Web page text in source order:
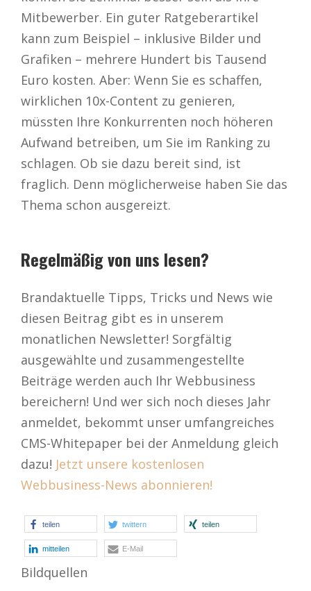
Mitbewerber. Ein guter Ratgeberartikel
kann zum Beispiel – inklusive Bilder und
Grafiken – mehrere Hundert bis Tausend
Euro kosten. Aber: Wenn Sie es schaffen,
wirklichen 10x-Content zu genieren,
müssten Ihre Konkurrenten noch höheren
Aufwand betreiben, um Sie im Ranking zu
schlagen. Ob sie dazu bereit sind, ist
fraglich. Denn möglicherweise haben Sie das
Thema schon ausgereizt.
Regelmäßig von uns lesen?
Brandaktuelle Tipps, Tricks und News wie
diesen Beitrag gibt es in unserem
monatlichen Newsletter! Sorgfältig
ausgewählte und zusammengestellte
Beiträge werden auch Ihr Webbusiness
bereichern! Und wer sich noch dieses Jahr
anmeldet, bekommt unser umfangreiches
CMS-Whitepaper bei der Anmeldung gleich
dazu! Jetzt unsere kostenlosen
Webbusiness-News abonnieren!
teilen twittern teilen
mitteilen E-Mail
Bildquellen